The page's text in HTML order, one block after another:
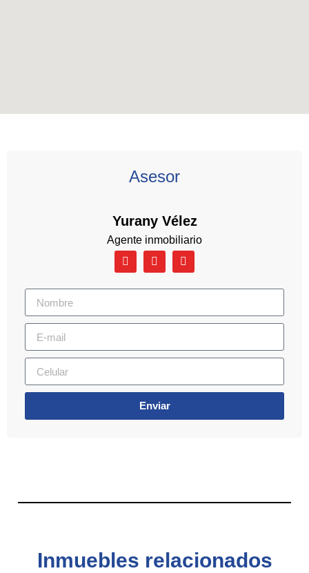
Asesor
Yurany Vélez
Agente inmobiliario
Enviar
Inmuebles relacionados